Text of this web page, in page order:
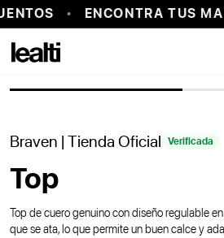
ENCONTRA TUS
PROBADOR VIRTUAL
Braven | Tienda Oficial Verificada
Top
Top de cuero genuino con diseño regulable
que se ata, lo que permite un buen calce y